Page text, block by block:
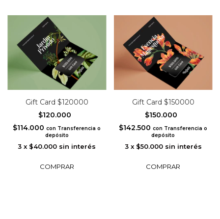
Gift Card $120000
$120.000
$114.000con Transferencia o
depósito
3 x $40.000 sin interés
Gift Card $150000
$150.000
$142.500con Transferencia o
depósito
3 x $50.000 sin interés